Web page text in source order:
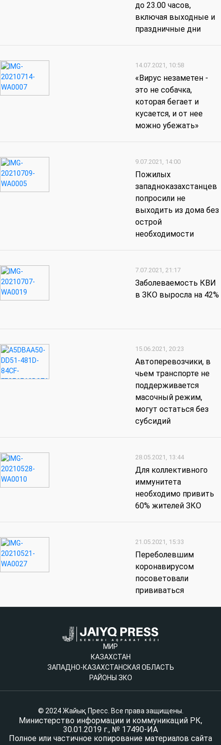
до 23.00 часов,
включая выходные и
праздничные дни
14.07.2021, 10:58
«Вирус незаметен -
это не собачка,
которая бегает и
кусается, и от нее
можно убежать»
9.07.2021, 14:00
Пожилых
западноказахстанцев
попросили не
выходить из дома без
острой
необходимости
7.07.2021, 21:17
Заболеваемость КВИ
в ЗКО выросла на 42%
15.06.2021, 20:23
Автоперевозчики, в
чьем транспорте не
поддерживается
масочный режим,
могут остаться без
субсидий
28.05.2021, 13:44
Для коллективного
иммунитета
необходимо привить
60% жителей ЗКО
21.05.2021, 15:33
Переболевшим
коронавирусом
посоветовали
прививаться
МИР
КАЗАХСТАН
ЗАПАДНО-КАЗАХСТАНСКАЯ ОБЛАСТЬ
РАЙОНЫ ЗКО
© 2024 Жайық Пресс. Все права защищены.
Министерство информации и коммуникаций РК,
30.01.2019 г., № 17490-ИА
Полное или частичное копирование материалов сайта